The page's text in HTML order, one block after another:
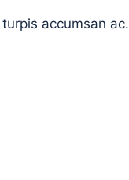
accumsan ac.